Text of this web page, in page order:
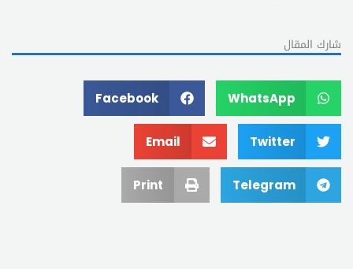
شارك المقال
WhatsApp
Facebook
Twitter
Email
Telegram
Print